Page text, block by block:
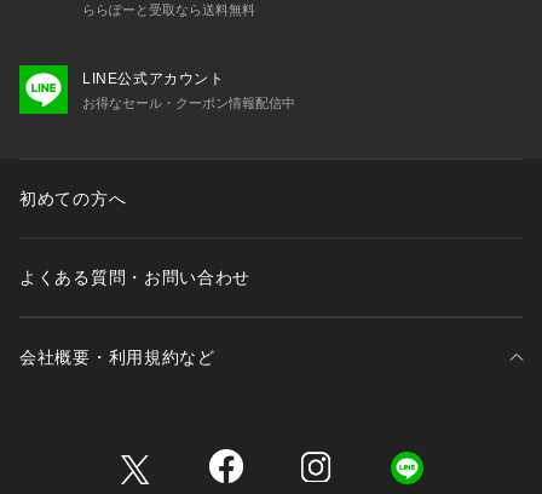
ららぽーと受取なら送料無料
LINE公式アカウント
お得なセール・クーポン情報配信中
初めての方へ
よくある質問・お問い合わせ
会社概要・利用規約など